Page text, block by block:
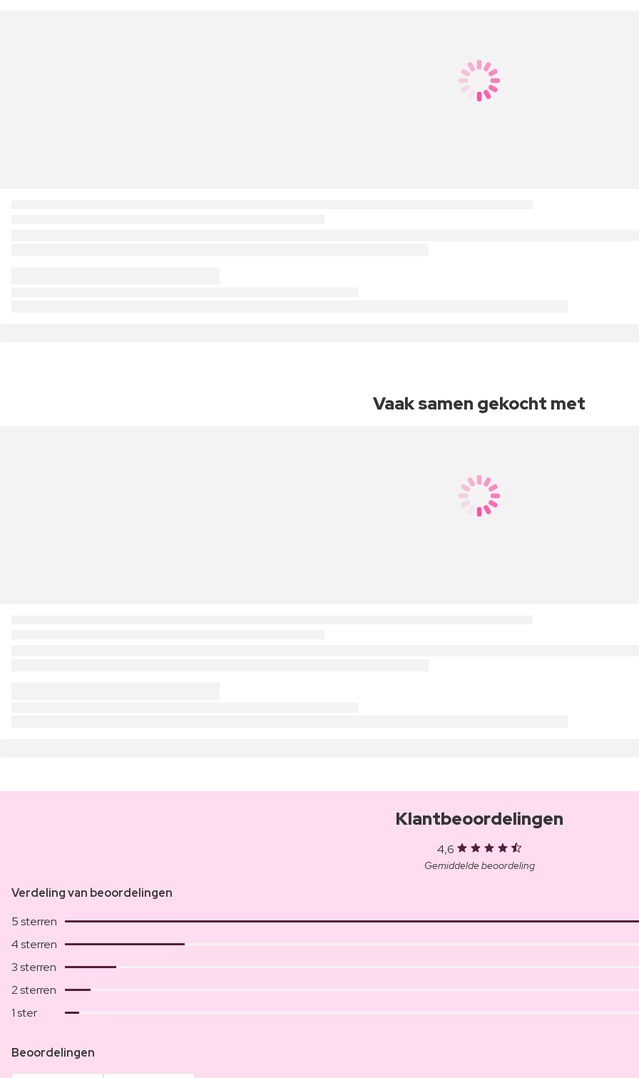
Vaak samen gekocht met
Klantbeoordelingen
4,6
Gemiddelde beoordeling
Verdeling van beoordelingen
5 sterren
4 sterren
3 sterren
2 sterren
1 ster
Beoordelingen